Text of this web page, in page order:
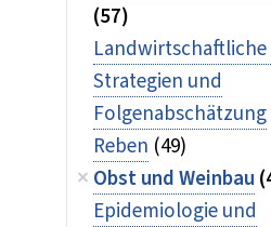
(57)
Strategien und
Folgenabschätzung
Reben (49)
Obst und Weinbau
Epidemiologie und